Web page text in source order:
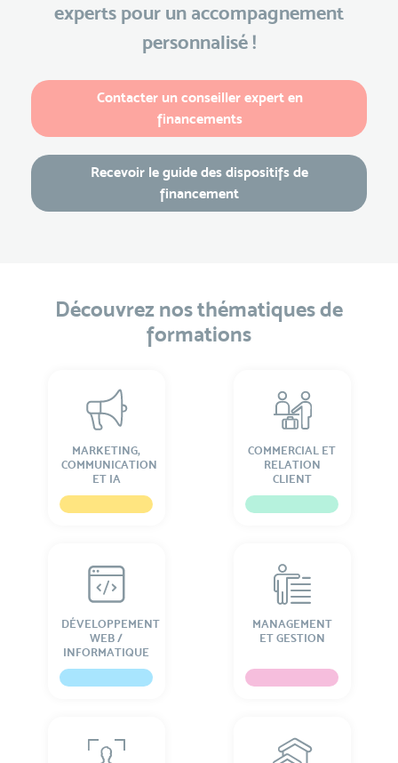
experts pour un accompagnement
personnalisé !
Contacter un conseiller expert en
financements
Recevoir le guide des dispositifs de
financement
Découvrez nos thématiques de
formations
MARKETING,
COMMUNICATION
ET IA
COMMERCIAL ET
RELATION
CLIENT
DÉVELOPPEMENT
WEB /
INFORMATIQUE
MANAGEMENT
ET GESTION